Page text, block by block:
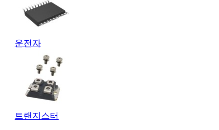
운전자
트랜지스터